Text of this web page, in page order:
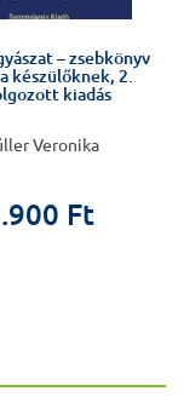
– zsebkönyv
készülőknek, 2.
kiadás
Veronika
Ft